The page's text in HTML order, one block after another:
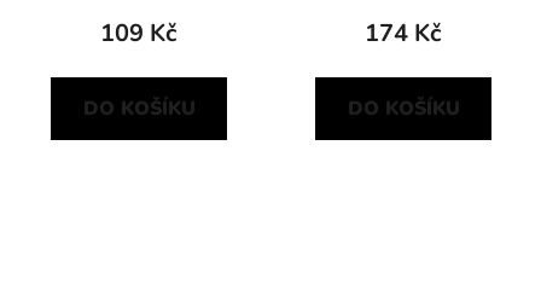
109 Kč
DO KOŠÍKU
174 Kč
DO KOŠÍKU